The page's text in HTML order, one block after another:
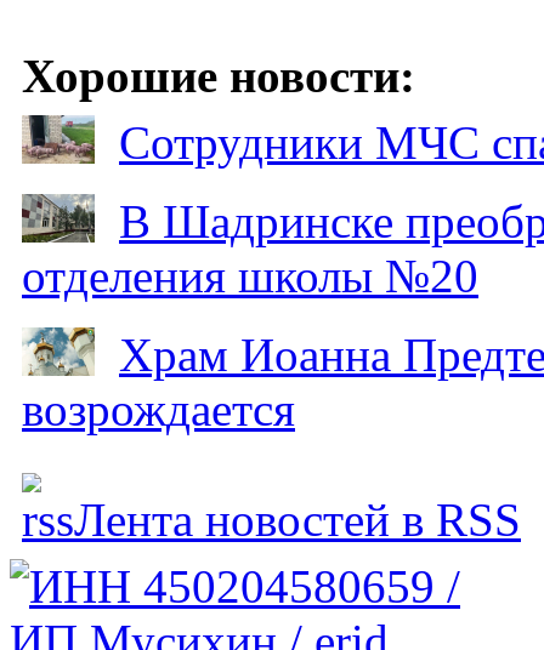
Хорошие новости:
Сотрудники МЧС
В Шадринске
отделения школы №20
Храм Иоанна
возрождается
Лента новостей в RSS